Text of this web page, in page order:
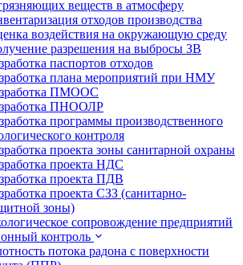
веществ в атмосферу
отходов производства
воздействия на окружающую среду
разрешения на выбросы ЗВ
паспортов отходов
плана мероприятий при НМУ
ПМООС
ПНООЛР
программы производственного
контроля
проекта зоны санитарной охраны
проекта НДС
проекта ПДВ
проекта СЗЗ (санитарно-
зоны)
сопровождение предприятий
контроль
потока радона с поверхности